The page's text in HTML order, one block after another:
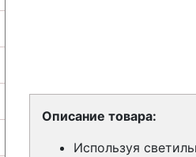
Описание товара:
Используя